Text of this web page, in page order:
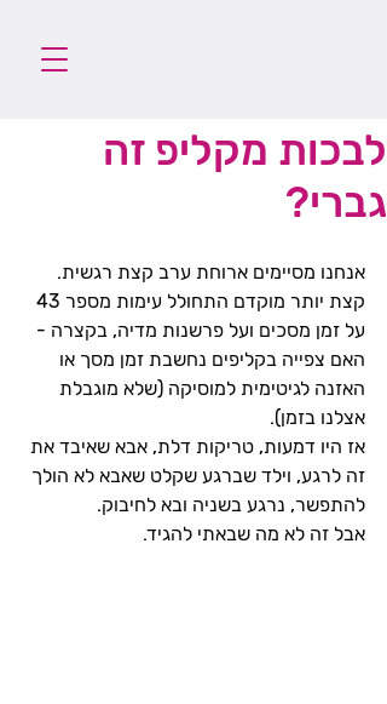
לבכות מקליפ זה
גברי?
אנחנו מסיימים ארוחת ערב קצת רגשית.
על זמן מסכים ועל פרשנות מדיה, בקצרה -
האם צפייה בקליפים נחשבת זמן מסך או
האזנה לגיטימית למוסיקה (שלא מוגבלת
אצלנו בזמן).
אז היו דמעות, טריקות דלת, אבא שאיבד את
זה לרגע, וילד שברגע שקלט שאבא לא הולך
להתפשר, נרגע בשניה ובא לחיבוק.
אבל זה לא מה שבאתי להגיד.